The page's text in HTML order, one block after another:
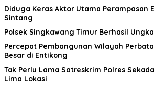
Diduga Keras Aktor Utama Perampasan
Sintang
Polsek Singkawang Timur Berhasil
Percepat Pembangunan Wilayah
Besar di Entikong
Tak Perlu Lama Satreskrim Polres
Lima Lokasi